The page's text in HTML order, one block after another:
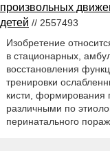
произвольных
детей // 2557493
Изобретение
в стационарных,
восстановления
тренировки
кисти, формирования
различными по
перинатального